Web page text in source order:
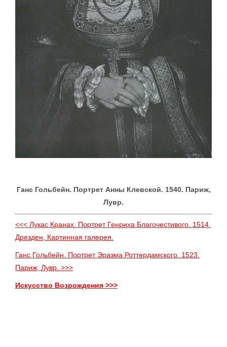
Ганс Гольбейн. Портрет Анны Клевской. 1540. Париж,
Лувр.
<<< Лукас Кранах. Портрет Генриха Благочестивого. 1514.
Дрезден, Картинная галерея.
Ганс Гольбейн. Портрет Эразма Роттердамского. 1523.
Париж, Лувр. >>>
Искусство Возрождения >>>